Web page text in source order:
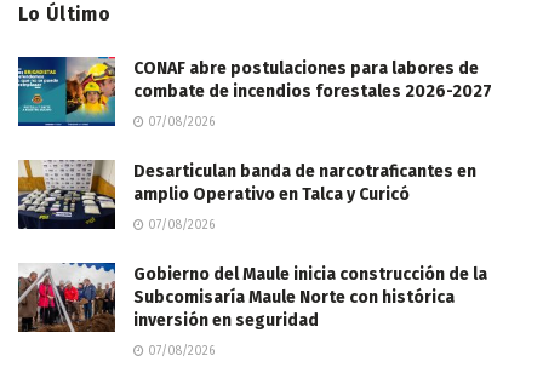
Lo Último
CONAF abre postulaciones para labores de
combate de incendios forestales 2026-2027
07/08/2026
Desarticulan banda de narcotraficantes en
amplio Operativo en Talca y Curicó
07/08/2026
Gobierno del Maule inicia construcción de la
Subcomisaría Maule Norte con histórica
inversión en seguridad
07/08/2026